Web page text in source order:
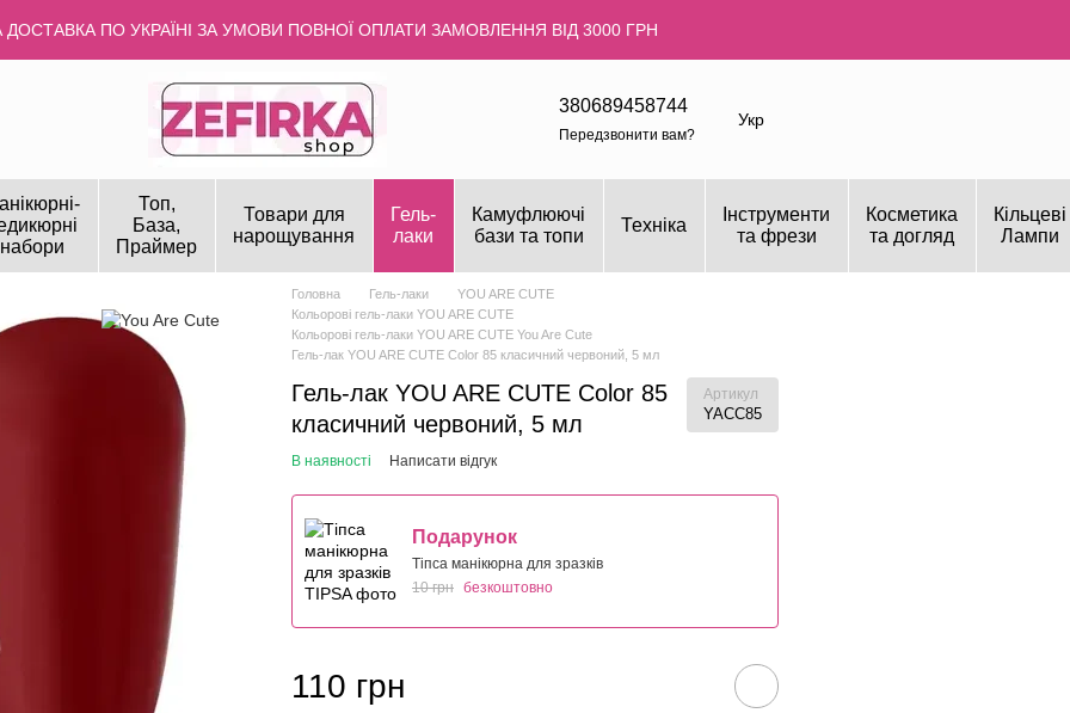
ПО УКРАЇНІ ЗА УМОВИ ПОВНОЇ ОПЛАТИ ЗАМОВЛЕННЯ ВІД 3000 ГРН
380689458744
Передзвонити вам?
Укр
набори
Топ,
База,
Праймер
Товари для
нарощування
Гель-
лаки
Камуфлюючі
бази та топи
Техніка
Інструменти
та фрези
Косметика
та догляд
Кільцеві
Лампи
Головна Гель-лаки
YOU ARE CUTE
Кольорові гель-лаки YOU ARE CUTE
Кольорові гель-лаки YOU ARE CUTE You Are Cute
Гель-лак YOU ARE CUTE Color 85 класичний червоний, 5 мл
Гель-лак YOU ARE CUTE Color 85
класичний червоний, 5 мл
Артикул
YACC85
В наявності Написати відгук
Подарунок
Тіпса манікюрна для зразків
10 грн безкоштовно
110 грн